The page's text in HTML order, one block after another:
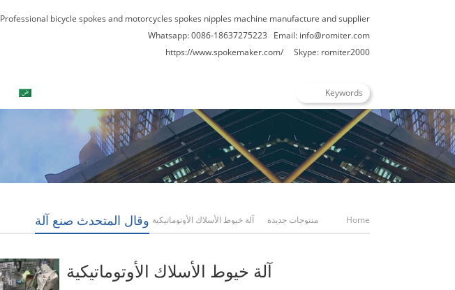
Professional bicycle spokes and motorcycles spokes nipples machine manufacture and supplier
Whatsapp: 0086-18637275223 Email: info@romiter.com
https://www.spokemaker.com/ Skype: romiter2000
وقال المتحدث صنع آلة Home منتوجات جديدة آلة خيوط الأسلاك الأوتوماتيكية
آلة خيوط الأسلاك الأوتوماتيكية